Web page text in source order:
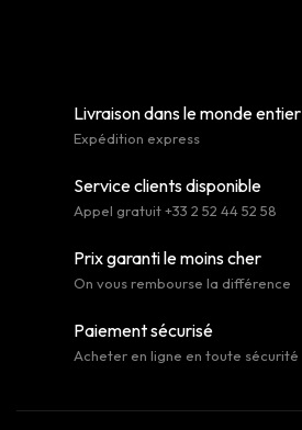
Livraison dans le monde entier
Expédition express
Service clients disponible
Appel gratuit +33 2 52 44 52 58
Prix garanti le moins cher
On vous rembourse la différence
Paiement sécurisé
Acheter en ligne en toute sécurité